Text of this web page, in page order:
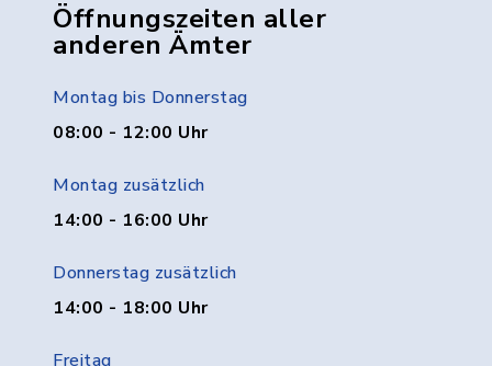
Öffnungszeiten aller
anderen Ämter
Montag bis Donnerstag
08:00 - 12:00 Uhr
Montag zusätzlich
14:00 - 16:00 Uhr
Donnerstag zusätzlich
14:00 - 18:00 Uhr
Freitag